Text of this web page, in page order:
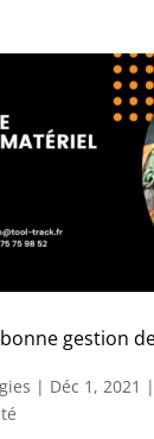
bonne gestion
| Déc 1, 2021 |